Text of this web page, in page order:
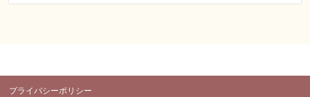
プライバシーポリシー